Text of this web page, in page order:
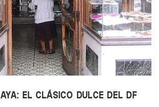
EL CLÁSICO DULCE DEL DF